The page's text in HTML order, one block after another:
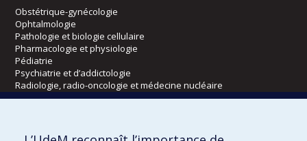
Obstétrique-gynécologie
Ophtalmologie
Pathologie et biologie cellulaire
Pharmacologie et physiologie
Pédiatrie
Psychiatrie et d’addictologie
Radiologie, radio-oncologie et médecine nucléaire